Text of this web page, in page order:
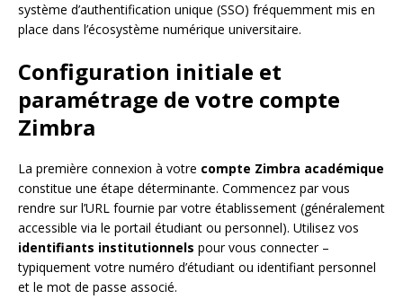
système d’authentification unique (SSO) fréquemment mis en
place dans l’écosystème numérique universitaire.
Configuration initiale et
paramétrage de votre compte
Zimbra
La première connexion à votre compte Zimbra académique
constitue une étape déterminante. Commencez par vous
rendre sur l’URL fournie par votre établissement (généralement
accessible via le portail étudiant ou personnel). Utilisez vos
identifiants institutionnels pour vous connecter –
typiquement votre numéro d’étudiant ou identifiant personnel
et le mot de passe associé.